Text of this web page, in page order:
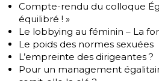
Compte-rendu du colloque
équilibré ! »
Le lobbying au féminin – La
Le poids des normes sexuées
L’empreinte des dirigeantes ?
Pour un management